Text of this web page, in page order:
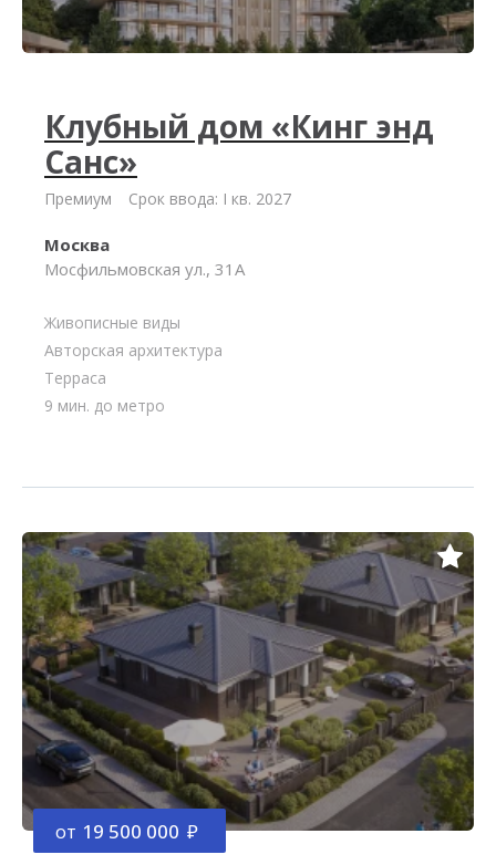
Клубный дом «Кинг энд
Санс»
Премиум Срок ввода: I кв. 2027
Москва
Мосфильмовская ул., 31А
Живописные виды
Авторская архитектура
Терраса
9 мин. до метро
от 19 500 000